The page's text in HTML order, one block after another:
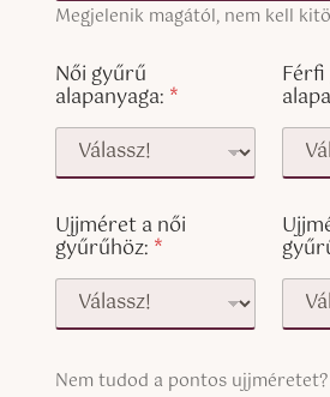
Megjelenik magától, nem kell
Női gyűrű
alapanyaga: *
Ujjméret a női
gyűrűhöz: *
S
Nem tudod a pontos